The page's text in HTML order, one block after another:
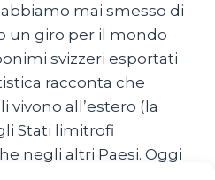
mai smesso di
un giro per il mondo
svizzeri esportati
racconta che
vivono all’estero (la
Stati limitrofi
negli altri Paesi. Oggi